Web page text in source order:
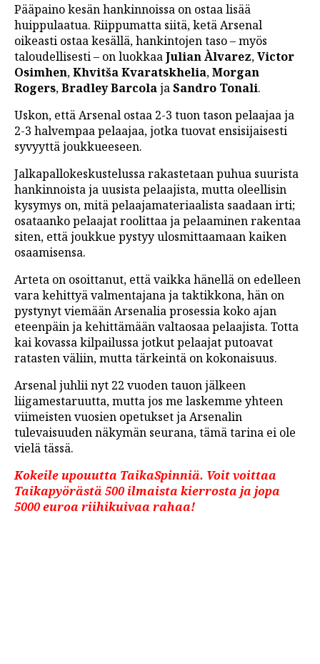
Pääpaino kesän hankinnoissa on ostaa lisää
huippulaatua. Riippumatta siitä, ketä Arsenal
oikeasti ostaa kesällä, hankintojen taso – myös
taloudellisesti – on luokkaaJulian Àlvarez,Victor
Osimhen,Khvitša Kvaratskhelia,Morgan
Rogers,Bradley BarcolajaSandro Tonali.
Uskon, että Arsenal ostaa 2-3 tuon tason pelaajaa ja
2-3 halvempaa pelaajaa, jotka tuovat ensisijaisesti
syvyyttä joukkueeseen.
Jalkapallokeskustelussa rakastetaan puhua suurista
hankinnoista ja uusista pelaajista, mutta oleellisin
kysymys on, mitä pelaajamateriaalista saadaan irti;
osataanko pelaajat roolittaa ja pelaaminen rakentaa
siten, että joukkue pystyy ulosmittaamaan kaiken
osaamisensa.
Arteta on osoittanut, että vaikka hänellä on edelleen
vara kehittyä valmentajana ja taktikkona, hän on
pystynyt viemään Arsenalia prosessia koko ajan
eteenpäin ja kehittämään valtaosaa pelaajista. Totta
kai kovassa kilpailussa jotkut pelaajat putoavat
ratasten väliin, mutta tärkeintä on kokonaisuus.
Arsenal juhlii nyt 22 vuoden tauon jälkeen
liigamestaruutta, mutta jos me laskemme yhteen
viimeisten vuosien opetukset ja Arsenalin
tulevaisuuden näkymän seurana, tämä tarina ei ole
vielä tässä.
Kokeile upouutta TaikaSpinniä. Voit voittaa
Taikapyörästä 500 ilmaista kierrosta ja jopa
5000 euroa riihikuivaa rahaa!